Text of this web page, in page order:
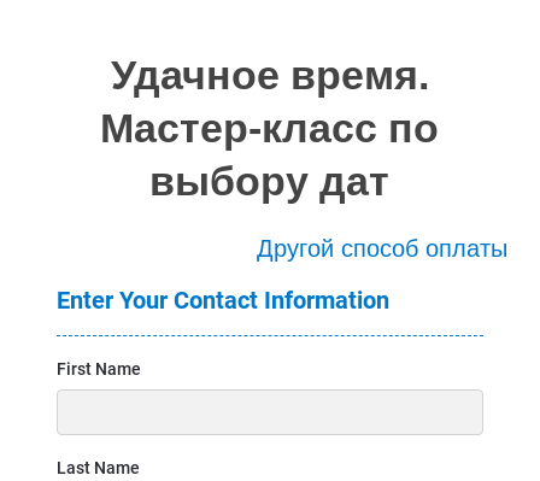
Удачное время.
Мастер-класс по
выбору дат
Другой способ оплаты